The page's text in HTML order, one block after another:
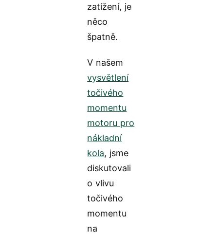
zatížení, je
něco
špatně.
V našem
vysvětlení
točivého
momentu
motoru pro
nákladní
kola, jsme
diskutovali
o vlivu
točivého
momentu
na